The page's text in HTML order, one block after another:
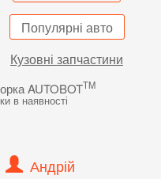
Популярні авто
Кузовні запчастини
AUTOBOTTM
в наявності
Андрій